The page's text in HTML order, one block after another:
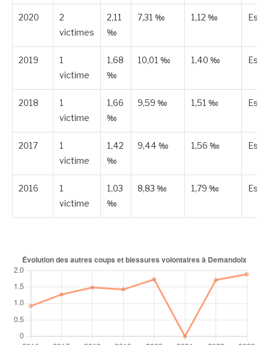
2020
2
victimes
2,11
‰
7,31 ‰ 1,12 ‰
2019
1
victime
1,68
‰
10,01 ‰ 1,40 ‰
2018
1
victime
1,66
‰
9,59 ‰ 1,51 ‰
2017
1
victime
1,42
‰
9,44 ‰ 1,56 ‰
2016
1
victime
1,03
‰
8,83 ‰ 1,79 ‰